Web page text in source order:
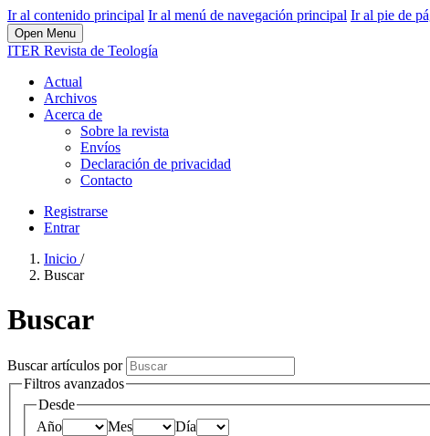
Ir al contenido principal Ir al menú de navegación principal Ir al pie de
Open Menu
ITER Revista de Teología
Actual
Archivos
Acerca de
Sobre la revista
Envíos
Declaración de privacidad
Contacto
Registrarse
Entrar
Inicio /
Buscar
Buscar
Buscar artículos por
Filtros avanzados
Desde
Año
Mes
Día